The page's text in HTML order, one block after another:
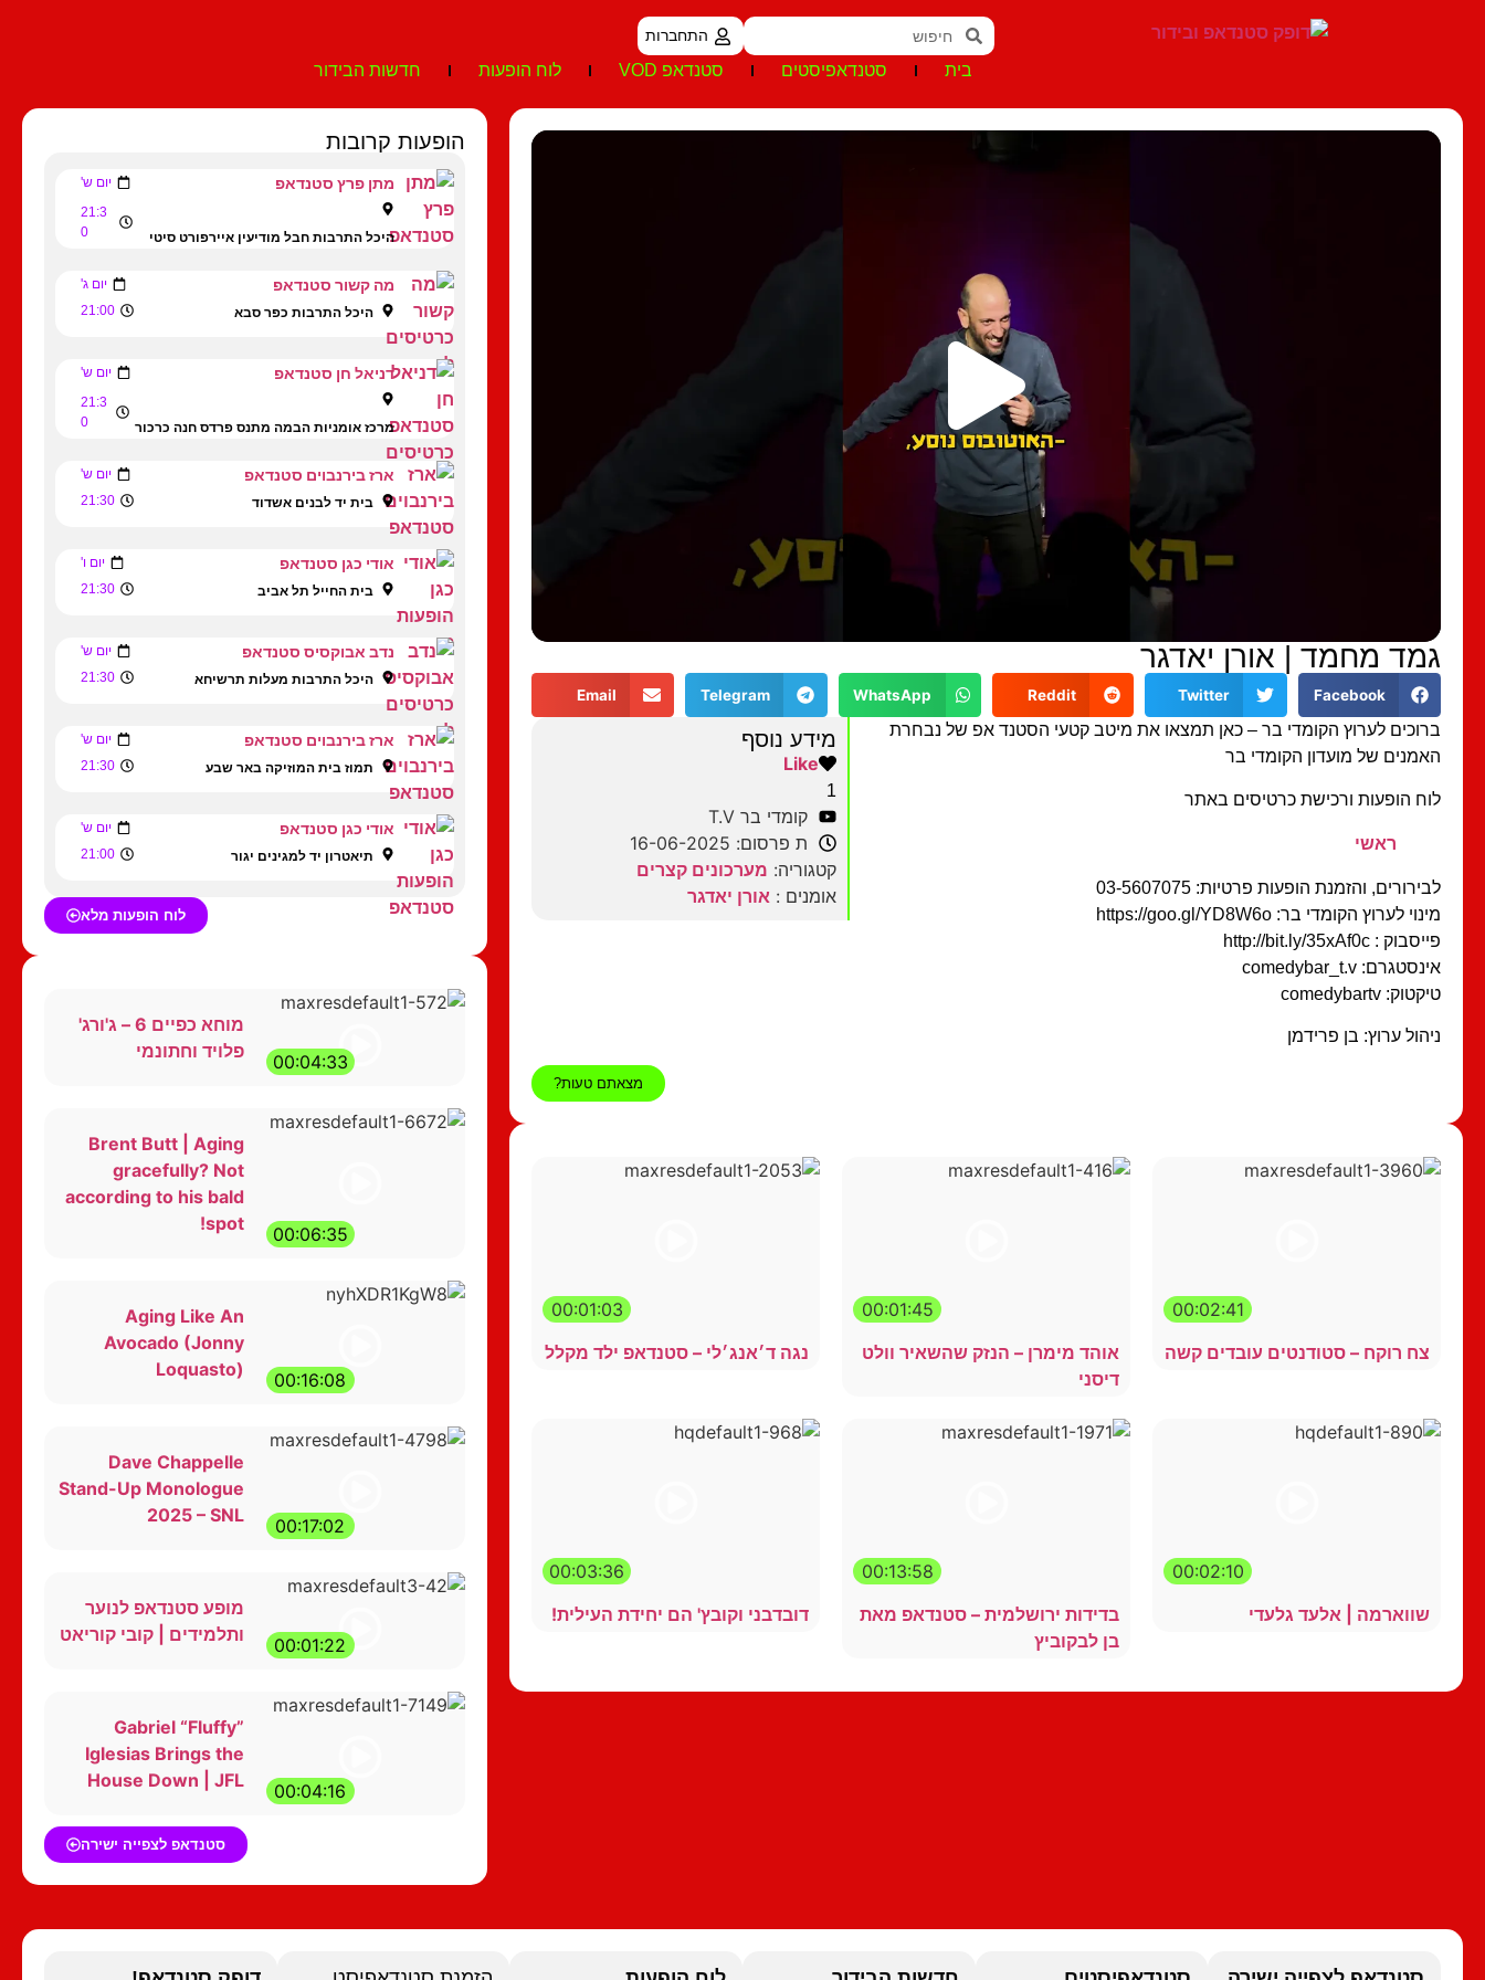
התחברות
בית סטנדאפיסטים סטנדאפ VOD לוח הופעות חדשות הבידור
גמד מחמד | אורן יאדגר
Facebook
Twitter
Reddit
WhatsApp
Telegram
Email
ברוכים לערוץ הקומדי בר – כאן תמצאו את מיטב קטעי הסטנד אפ של נבחרת
האמנים של מועדון הקומדי בר
לוח הופעות ורכישת כרטיסים באתר
ראשי
לבירורים, והזמנת הופעות פרטיות: 03-5607075
מינוי לערוץ הקומדי בר: https://goo.gl/YD8W6o
פייסבוק : http://bit.ly/35xAf0c
אינסטגרם: comedybar_t.v
טיקטוק: comedybartv
ניהול ערוץ: בן פרידמן
מידע נוסף
Like
1
קומדי בר T.V
ת פרסום: 16-06-2025
קטגוריה: מערכונים קצרים
אומנים : אורן יאדגר
מצאתם טעות?
00:02:41
צח רוקח – סטודנטים עובדים קשה
00:01:45
אוהד מימרן – הנזק שהשאיר וולט
דיסני
00:01:03
נגה ד׳אנג׳לי – סטנדאפ ילד מקלל
00:02:10
שווארמה | אלעד גלעדי
00:13:58
בדידות ירושלמית – סטנדאפ מאת
בן לבקוביץ
00:03:36
דובדבני וקובץ' הם יחידת העילית!
הופעות קרובות
מתן פרץ סטנדאפ יום ש'
היכל התרבות חבל מודיעין איירפורט סיטי
21:3
0
מה קשור סטנדאפ יום ג'
היכל התרבות כפר סבא 21:00
דניאל חן סטנדאפ יום ש'
מרכז אומניות הבמה מתנס פרדס חנה כרכור
21:3
0
ארז בירנבוים סטנדאפ יום ש'
בית יד לבנים אשדוד 21:30
אודי כגן סטנדאפ יום ו'
בית החייל תל אביב 21:30
נדב אבוקסיס סטנדאפ יום ש'
היכל התרבות מעלות תרשיחא 21:30
ארז בירנבוים סטנדאפ יום ש'
תמוז בית המוזיקה באר שבע 21:30
אודי כגן סטנדאפ יום ש'
תיאטרון יד למגינים יגור 21:00
לוח הופעות מלא
00:04:33
מוחא כפיים 6 – ג'ורג'
פלויד וחתונמי
00:06:35
Brent Butt | Aging
gracefully? Not
according to his bald
spot!
00:16:08
Aging Like An
Avocado (Jonny
Loquasto)
00:17:02
Dave Chappelle
Stand-Up Monologue
2025 – SNL
00:01:22
מופע סטנדאפ לנוער
ותלמידים | קובי קוריאט
00:04:16
Gabriel “Fluffy”
Iglesias Brings the
House Down | JFL
סטנדאפ לצפייה ישירה